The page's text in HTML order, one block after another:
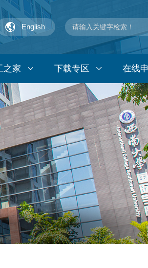
English
之家 下载专区 在线